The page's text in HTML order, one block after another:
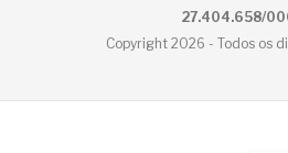
27.404.658/
Copyright 2026 - Todos os